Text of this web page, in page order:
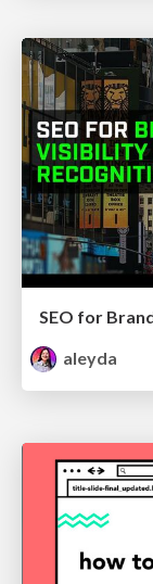
SEO for
aleyda